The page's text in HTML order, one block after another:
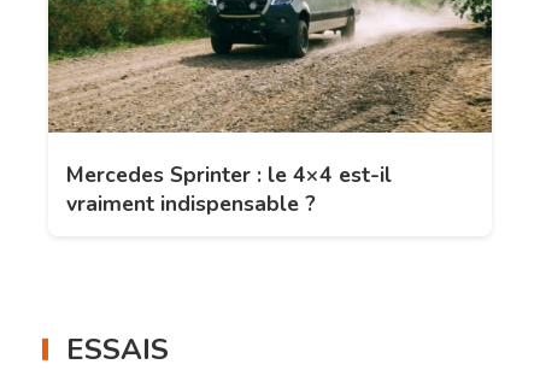
Mercedes Sprinter : le 4×4 est-il
vraiment indispensable ?
ESSAIS